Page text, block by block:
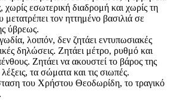
χωρίς εσωτερική διαδρομή και χωρίς τη
τον ηττημένο βασιλιά σε
ύβρεως.
λοιπόν, δεν ζητάει εντυπωσιακές
δηλώσεις. Ζητάει μέτρο, ρυθμό και
Ζητάει να ακουστεί το βάρος της
τα σώματα και τις σιωπές.
του Χρήστου Θεοδωρίδη, το τραγικό